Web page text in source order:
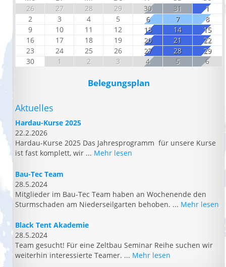
26
27 28 29 30 31
1
2
3 4 5 6 7
8
9
10 11 12 13 14
15
16
17 18 19 20 21
22
23
24 25 26 27 28
29
30
1 2 3 4 5 6
Belegungsplan
Aktuelles
Hardau-Kurse 2025
22.2.2026
Hardau-Kurse 2025 Das Jahresprogramm für unsere Kurse
ist fast komplett, wir ... Mehr lesen
Bau-Tec Team
28.5.2024
Mitglieder im Bau-Tec Team haben an Wochenende den
Sturmschaden am Niederseilgarten behoben. ... Mehr lesen
Black Tent Akademie
28.5.2024
Team gesucht! Für eine Zeltbau Seminar Reihe suchen wir
weiterhin interessierte Teamer. ... Mehr lesen